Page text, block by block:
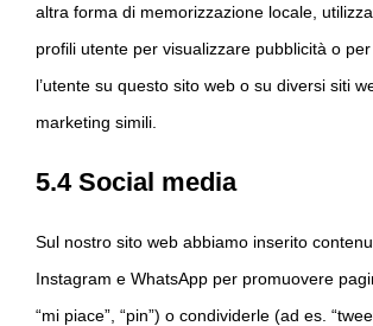
altra forma di memorizzazione locale,
profili utente per visualizzare pubblicità o
l’utente su questo sito web o su diversi siti
marketing simili.
5.4 Social media
Sul nostro sito web abbiamo inserito
Instagram e WhatsApp per promuovere
“mi piace”, “pin”) o condividerle (ad es.